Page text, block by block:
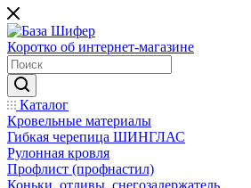
Коротко об интернет-магазине
Каталог
Кровельные материалы
Гибкая черепица ШИНГЛАС
Рулонная кровля
Профлист (профнастил)
Коньки, отливы, снегозадержатель